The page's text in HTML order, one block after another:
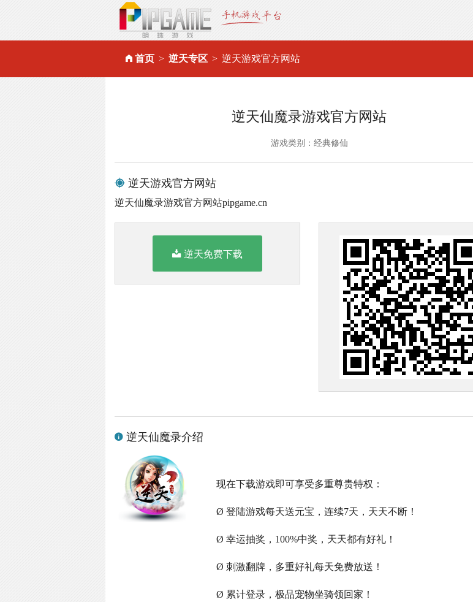
首页 逆天专区 逆天游戏官方网站
逆天仙魔录游戏官方网站
游戏类别：经典修仙
逆天游戏官方网站
逆天仙魔录游戏官方网站pipgame.cn
逆天免费下载
逆天仙魔录介绍
现在下载游戏即可享受多重尊贵特权：
Ø 登陆游戏每天送元宝，连续7天，天天不断！
Ø 幸运抽奖，100%中奖，天天都有好礼！
Ø 刺激翻牌，多重好礼每天免费放送！
Ø 累计登录，极品宠物坐骑领回家！